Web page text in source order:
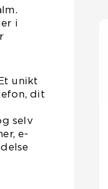
i
unikt
dit
selv
e-